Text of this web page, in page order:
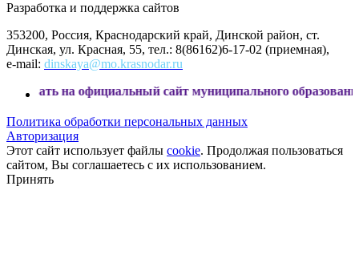
Разработка и поддержка сайтов
353200, Россия, Краснодарский край, Динской район, ст.
Динская, ул. Красная, 55, тел.: 8(86162)6-17-02 (приемная),
e-mail: dinskaya@mo.krasnodar.ru
сайт муниципального образования Динской
Политика обработки персональных данных
Авторизация
Этот сайт использует файлы cookie. Продолжая пользоваться
сайтом, Вы соглашаетесь с их использованием.
Принять